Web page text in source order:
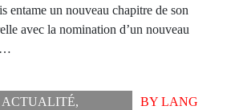
entame un nouveau chapitre de son
avec la nomination d’un nouveau
ACTUALITÉ,
BYLANG